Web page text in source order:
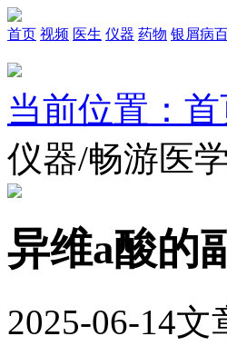
首页 视频 医生 仪器 药物 银屑病
当前位置：
仪器/畅游医
异维a酸的
2025-06-14文